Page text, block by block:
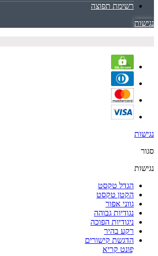
רשימת תפוצה
נגישות
נגישות
סגור
נגישות
הגדל טקסט
הקטן טקסט
גווני אפור
נגודיות גבוהה
ניגודיות הפוכה
רקע בהיר
הדגשת קישורים
פונט קריא